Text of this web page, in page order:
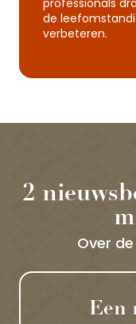
professionals
de
verbeteren.
2
Over
Een